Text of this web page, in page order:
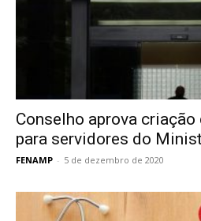
Conselho aprova
para servidores do
FENAMP - 5 de dezembro de 2020